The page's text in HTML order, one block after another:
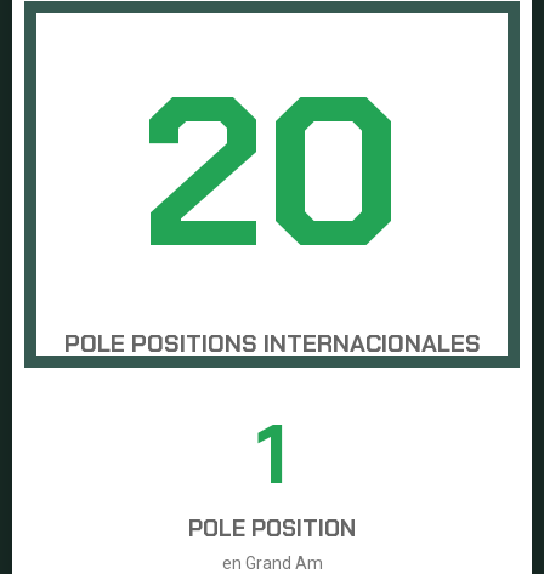
20
POLE POSITIONS INTERNACIONALES
1
POLE POSITION
en Grand Am